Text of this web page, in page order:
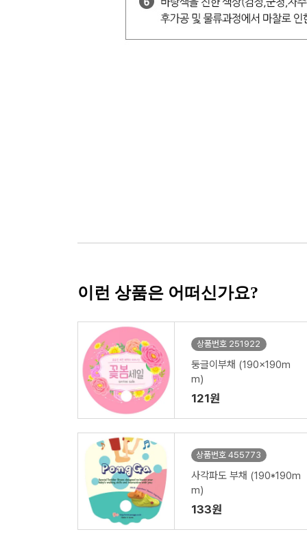
이런 상품은 어떠신가요?
상품번호 251922
둥글이부채 (190x190m
m)
121원
상품번호 455773
사각파도 부채 (190*190m
m)
133원